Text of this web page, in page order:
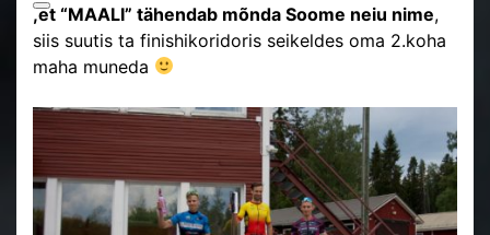
,et “MAALI” tähendab mõnda Soome neiu nime,
siis suutis ta finishikoridoris seikeldes oma 2.koha
maha muneda